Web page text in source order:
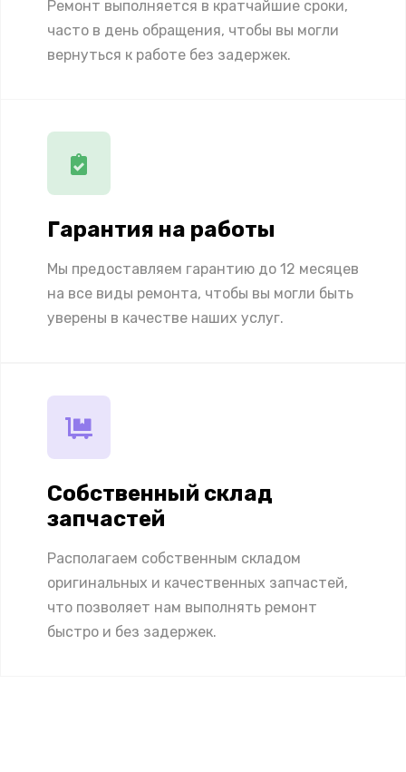
Ремонт выполняется в кратчайшие сроки,
часто в день обращения, чтобы вы могли
вернуться к работе без задержек.
Гарантия на работы
Мы предоставляем гарантию до 12 месяцев
на все виды ремонта, чтобы вы могли быть
уверены в качестве наших услуг.
Собственный склад
запчастей
Располагаем собственным складом
оригинальных и качественных запчастей,
что позволяет нам выполнять ремонт
быстро и без задержек.